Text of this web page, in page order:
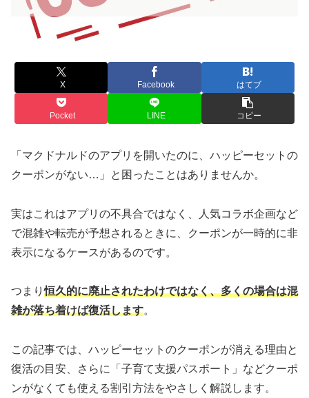
X Facebook はてブ
Pocket LINE コピー
「マクドナルドのアプリを開いたのに、ハッピーセットの
クーポンがない…」と困ったことはありませんか。
実はこれはアプリの不具合ではなく、人気コラボ企画など
で混雑や転売が予想されるときに、クーポンが一時的に非
表示になるケースがあるのです。
つまり恒久的に廃止されたわけではなく、多くの場合は混
雑が落ち着けば復活します。
この記事では、ハッピーセットのクーポンが消える理由と
復活の目安、さらに「子育て支援パスポート」などクーポ
ンがなくても使える割引方法をやさしく解説します。